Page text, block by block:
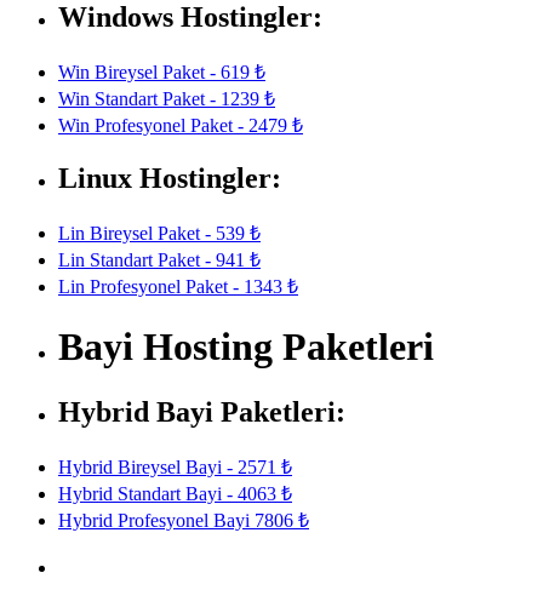
Windows Hostingler:
Win Bireysel Paket - 619 ₺
Win Standart Paket - 1239 ₺
Win Profesyonel Paket - 2479 ₺
Linux Hostingler:
Lin Bireysel Paket - 539 ₺
Lin Standart Paket - 941 ₺
Lin Profesyonel Paket - 1343 ₺
Bayi Hosting Paketleri
Hybrid Bayi Paketleri:
Hybrid Bireysel Bayi - 2571 ₺
Hybrid Standart Bayi - 4063 ₺
Hybrid Profesyonel Bayi 7806 ₺